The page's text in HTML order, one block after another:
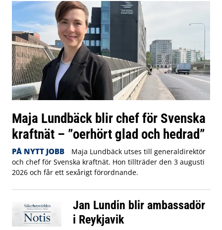
Maja Lundbäck blir chef för Svenska
kraftnät – ”oerhört glad och hedrad”
PÅ NYTT JOBB
Maja Lundbäck utses till generaldirektör
och chef för Svenska kraftnät. Hon tillträder den 3 augusti
2026 och får ett sexårigt förordnande.
Jan Lundin blir ambassadör
i Reykjavik